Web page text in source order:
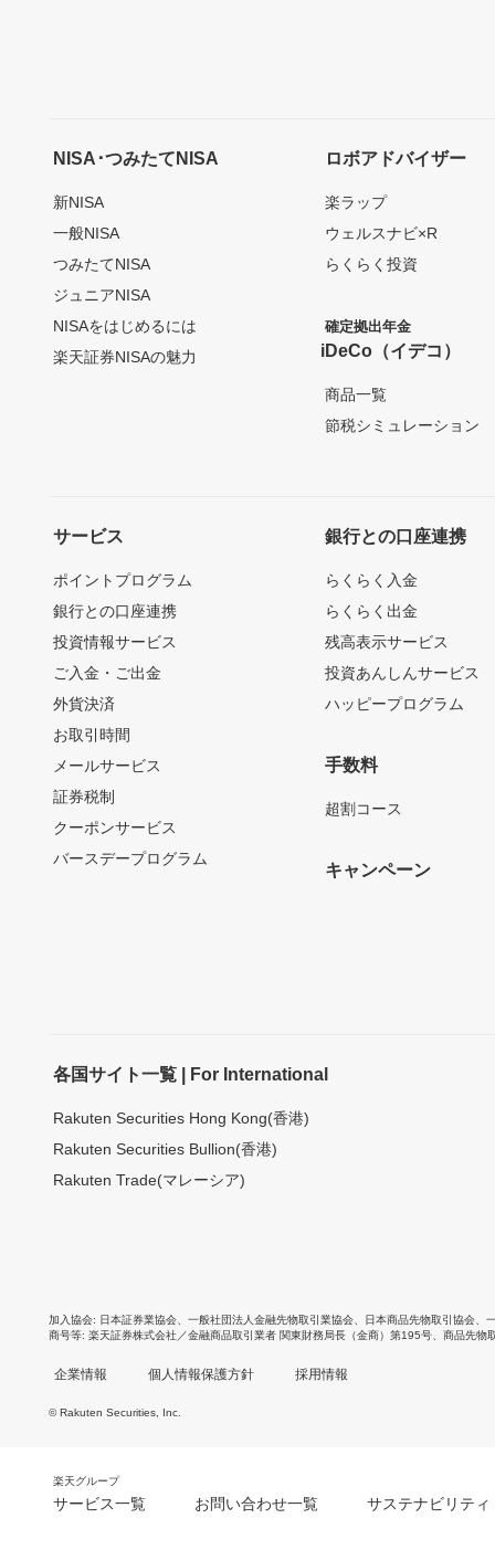
NISA･つみたてNISA
新NISA
一般NISA
つみたてNISA
ジュニアNISA
NISAをはじめるには
楽天証券NISAの魅力
ロボアドバイザー
楽ラップ
ウェルスナビ×R
らくらく投資
確定拠出年金
iDeCo（イデコ）
商品一覧
節税シミュレーション
サービス
ポイントプログラム
銀行との口座連携
投資情報サービス
ご入金・ご出金
外貨決済
お取引時間
メールサービス
証券税制
クーポンサービス
バースデープログラム
銀行との口座連携
らくらく入金
らくらく出金
残高表示サービス
投資あんしんサービス
ハッピープログラム
手数料
超割コース
キャンペーン
各国サイト一覧 | For International
Rakuten Securities Hong Kong(香港)
Rakuten Securities Bullion(香港)
Rakuten Trade(マレーシア)
加入協会 日本証券業協会 一般社団法人金融先物取引業協会 日本商品先物取引協会
商号等 楽天証券株式会社／金融商品取引業者 関東財務局長（金商）第195号、商品先物
企業情報 個人情報保護方針 採用情報
© Rakuten Securities, Inc.
楽天グループ
サービス一覧 お問い合わせ一覧 サステナビリティ